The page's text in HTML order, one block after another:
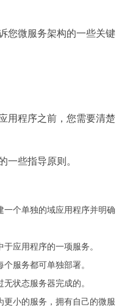
您微服务架构的一些关键
用程序之前，您需要清楚
一些指导原则。
个单独的域应用程序并明确
应用程序的一项服务。
服务都可单独部署。
状态服务器完成的。
小的服务，拥有自己的微服